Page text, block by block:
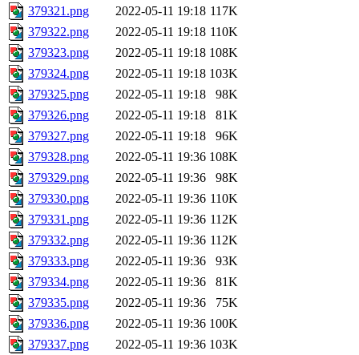
379321.png
2022-05-11 19:18 117K
379322.png
2022-05-11 19:18 110K
379323.png
2022-05-11 19:18 108K
379324.png
2022-05-11 19:18 103K
379325.png
2022-05-11 19:18
98K
379326.png
2022-05-11 19:18
81K
379327.png
2022-05-11 19:18
96K
379328.png
2022-05-11 19:36 108K
379329.png
2022-05-11 19:36
98K
379330.png
2022-05-11 19:36 110K
379331.png
2022-05-11 19:36 112K
379332.png
2022-05-11 19:36 112K
379333.png
2022-05-11 19:36
93K
379334.png
2022-05-11 19:36
81K
379335.png
2022-05-11 19:36
75K
379336.png
2022-05-11 19:36 100K
379337.png
2022-05-11 19:36 103K